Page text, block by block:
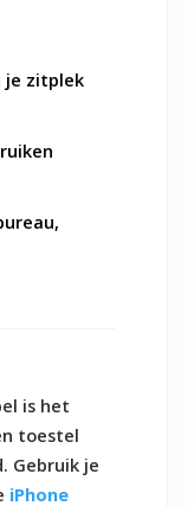
je zitplek
is het
toestel
Gebruik je
iPhone